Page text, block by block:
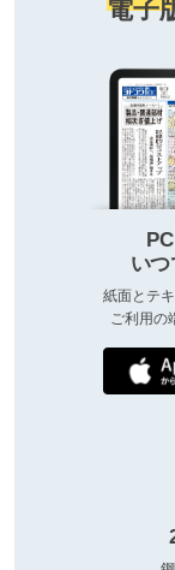
電子
い
紙面とテ
ご利用の